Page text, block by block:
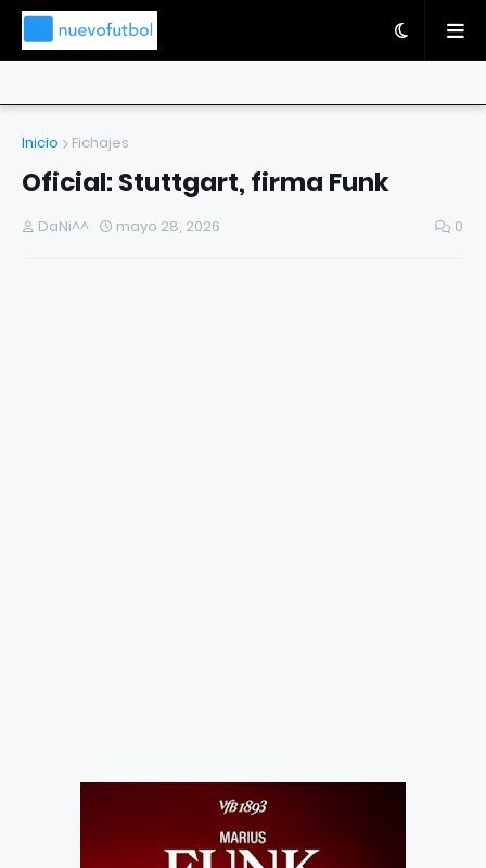
Inicio Fichajes
Oficial: Stuttgart, firma Funk
DaNi^^ mayo 28, 2026 0